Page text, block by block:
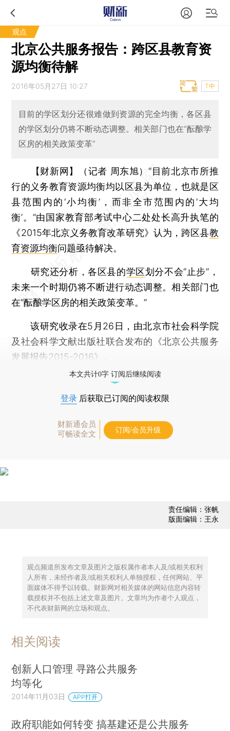
观点
北京公共服务报告：跨区县教育资
源均衡待解
2016年05月27日 10:27 T中
目前的学区划分还很难做到资源的完全均衡，各区县
的学区划分仍将不断动态调整。相关部门也在“酝酿学
区房的相关政策变革”
【财新网】（记者 周东旭）“目前北京市所推
行的义务教育资源均衡均以区县为单位，也就是区
县范围内的‘小均衡’，而非全市范围内的‘大均
衡’。”由国家教育部考试中心二处处长高升执笔的
《2015年北京义务教育改革研究》认为，跨区县教
育资源均衡问题亟待解决。
研究还分析，各区县的学区划分不会“止步”，
未来一个时期仍将不断进行动态调整。相关部门也
在“酝酿学区房的相关政策变革。”
该研究收录在5月26日，由北京市社会科学院
及社会科学文献出版社联合发布的《北京公共服务
发展报告2015-2016》。
本文共计0字 订阅后继续阅读
登录 后获取已订阅的阅读权限
财新通会员
可畅读全文
订阅/会员升级
责任编辑：张帆
版面编辑：王永
观点频道所发布文章及图片之版权属作者本人及/或相关权利
人所有，未经作者及/或相关权利人单独授权，任何网站、平
面媒体不得予以转载。财新网对相关媒体的网站信息内容转
载授权并不包括上述文章及图片。文章均为作者个人观点，
不代表财新网的立场和观点。
相关阅读
创新人口管理 寻路公共服务
均等化
2014年11月03日 APP打开
政府职能如何转变 搞基建还是公共服务